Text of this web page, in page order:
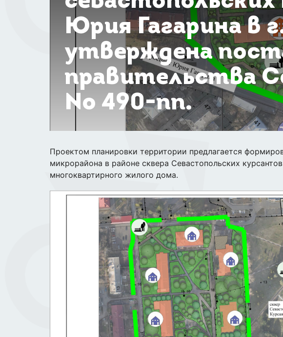
Юрия Гагарина в
утверждена
правительства
№ 490-пп.
Проектом планировки территории предлагается
микрорайона в районе сквера Севастопольских
многоквартирного жилого дома.